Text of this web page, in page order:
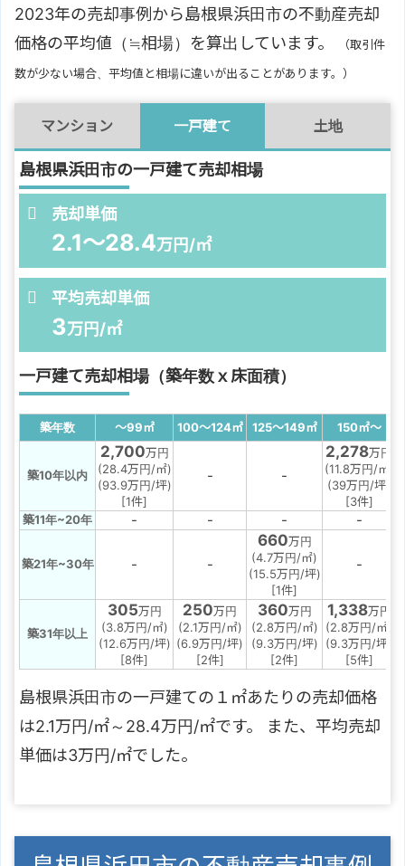
2023年の売却事例から島根県浜田市の不動産売却
価格の平均値（≒相場）を算出しています。
（取引件
数が少ない場合、平均値と相場に違いが出ることがあります。）
マンション 一戸建て 土地
島根県浜田市の一戸建て売却相場
売却単価
2.1～28.4万円/㎡
平均売却単価
3万円/㎡
一戸建て売却相場（築年数ｘ床面積）
築年数 ～99㎡ 100～124㎡ 125～149㎡ 150㎡～
築10年以内
2,700万円
(28.4万円/㎡)
(93.9万円/坪)
[1件]
- -
2,278万円
(11.8万円/㎡)
(39万円/坪)
[3件]
築11年~20年
- - - -
築21年~30年 - -
660万円
(4.7万円/㎡)
(15.5万円/坪)
[1件]
-
築31年以上
305万円
(3.8万円/㎡)
(12.6万円/坪)
[8件]
250万円
(2.1万円/㎡)
(6.9万円/坪)
[2件]
360万円
(2.8万円/㎡)
(9.3万円/坪)
[2件]
1,338万円
(2.8万円/㎡)
(9.3万円/坪)
[5件]
島根県浜田市の一戸建ての１㎡あたりの売却価格
は2.1万円/㎡～28.4万円/㎡です。 また、平均売却
単価は3万円/㎡でした。